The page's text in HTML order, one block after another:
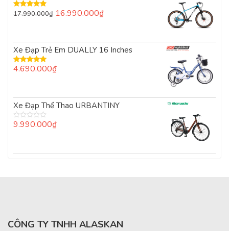
Được xếp
17.990.000₫ Giá
17.990.000₫.
16.990.000₫Giá
là:
Xe Đạp Trẻ Em DUALLY 16 Inches
Được xếp
4.690.000₫
Xe Đạp Thể Thao URBANTINY
Được
5
9.990.000₫
CÔNG TY TNHH ALASKAN